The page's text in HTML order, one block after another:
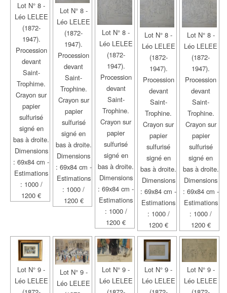
Lot N° 8 -
Léo LELEE
(1872-
1947).
Procession
devant
Saint-
Trophime.
Crayon sur
papier
sulfurisé
signé en
bas à droite.
Dimensions
: 69x84 cm -
Estimations
: 1000 /
1200 €
Lot N° 8 -
Léo LELEE
(1872-
1947).
Procession
devant
Saint-
Trophine.
Crayon sur
papier
sulfurisé
signé en
bas à droite.
Dimensions
: 69x84 cm -
Estimations
: 1000 /
1200 €
Lot N° 8 -
Léo LELEE
(1872-
1947).
Procession
devant
Saint-
Trophine.
Crayon sur
papier
sulfurisé
signé en
bas à droite.
Dimensions
: 69x84 cm -
Estimations
: 1000 /
1200 €
Lot N° 8 -
Léo LELEE
(1872-
1947).
Procession
devant
Saint-
Trophine.
Crayon sur
papier
sulfurisé
signé en
bas à droite.
Dimensions
: 69x84 cm -
Estimations
: 1000 /
1200 €
Lot N° 8 -
Léo LELEE
(1872-
1947).
Procession
devant
Saint-
Trophine.
Crayon sur
papier
sulfurisé
signé en
bas à droite.
Dimensions
: 69x84 cm -
Estimations
: 1000 /
1200 €
Lot N° 9 -
Léo LELEE
Lot N° 9 -
Léo LELEE
Lot N° 9 -
Léo LELEE
Lot N° 9 -
Léo LELEE
Lot N° 9 -
Léo LELEE